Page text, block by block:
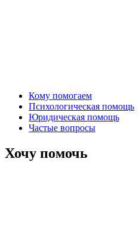
Кому помогаем
Психологическая помощь
Юридическая помощь
Частые вопросы
Хочу помочь